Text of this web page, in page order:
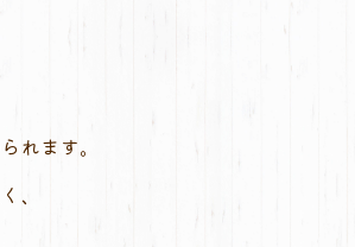
れます。
、